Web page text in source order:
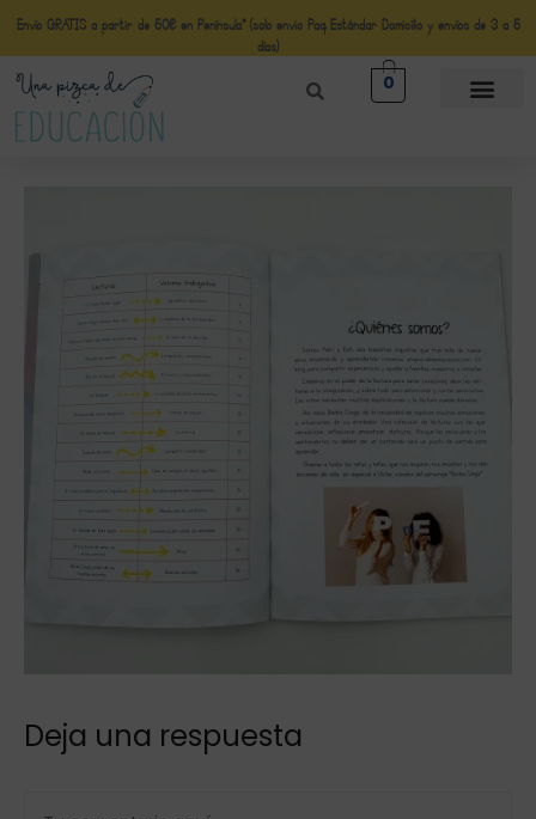
Envío GRATIS a partir de 50€ en Península* (solo envio Paq Estándar Domicilio y envíos de 3 a 5
días)
0
Deja una respuesta